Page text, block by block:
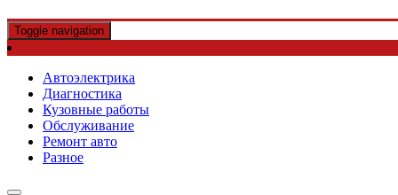
Toggle navigation
Автоэлектрика
Диагностика
Кузовные работы
Обслуживание
Ремонт авто
Разное